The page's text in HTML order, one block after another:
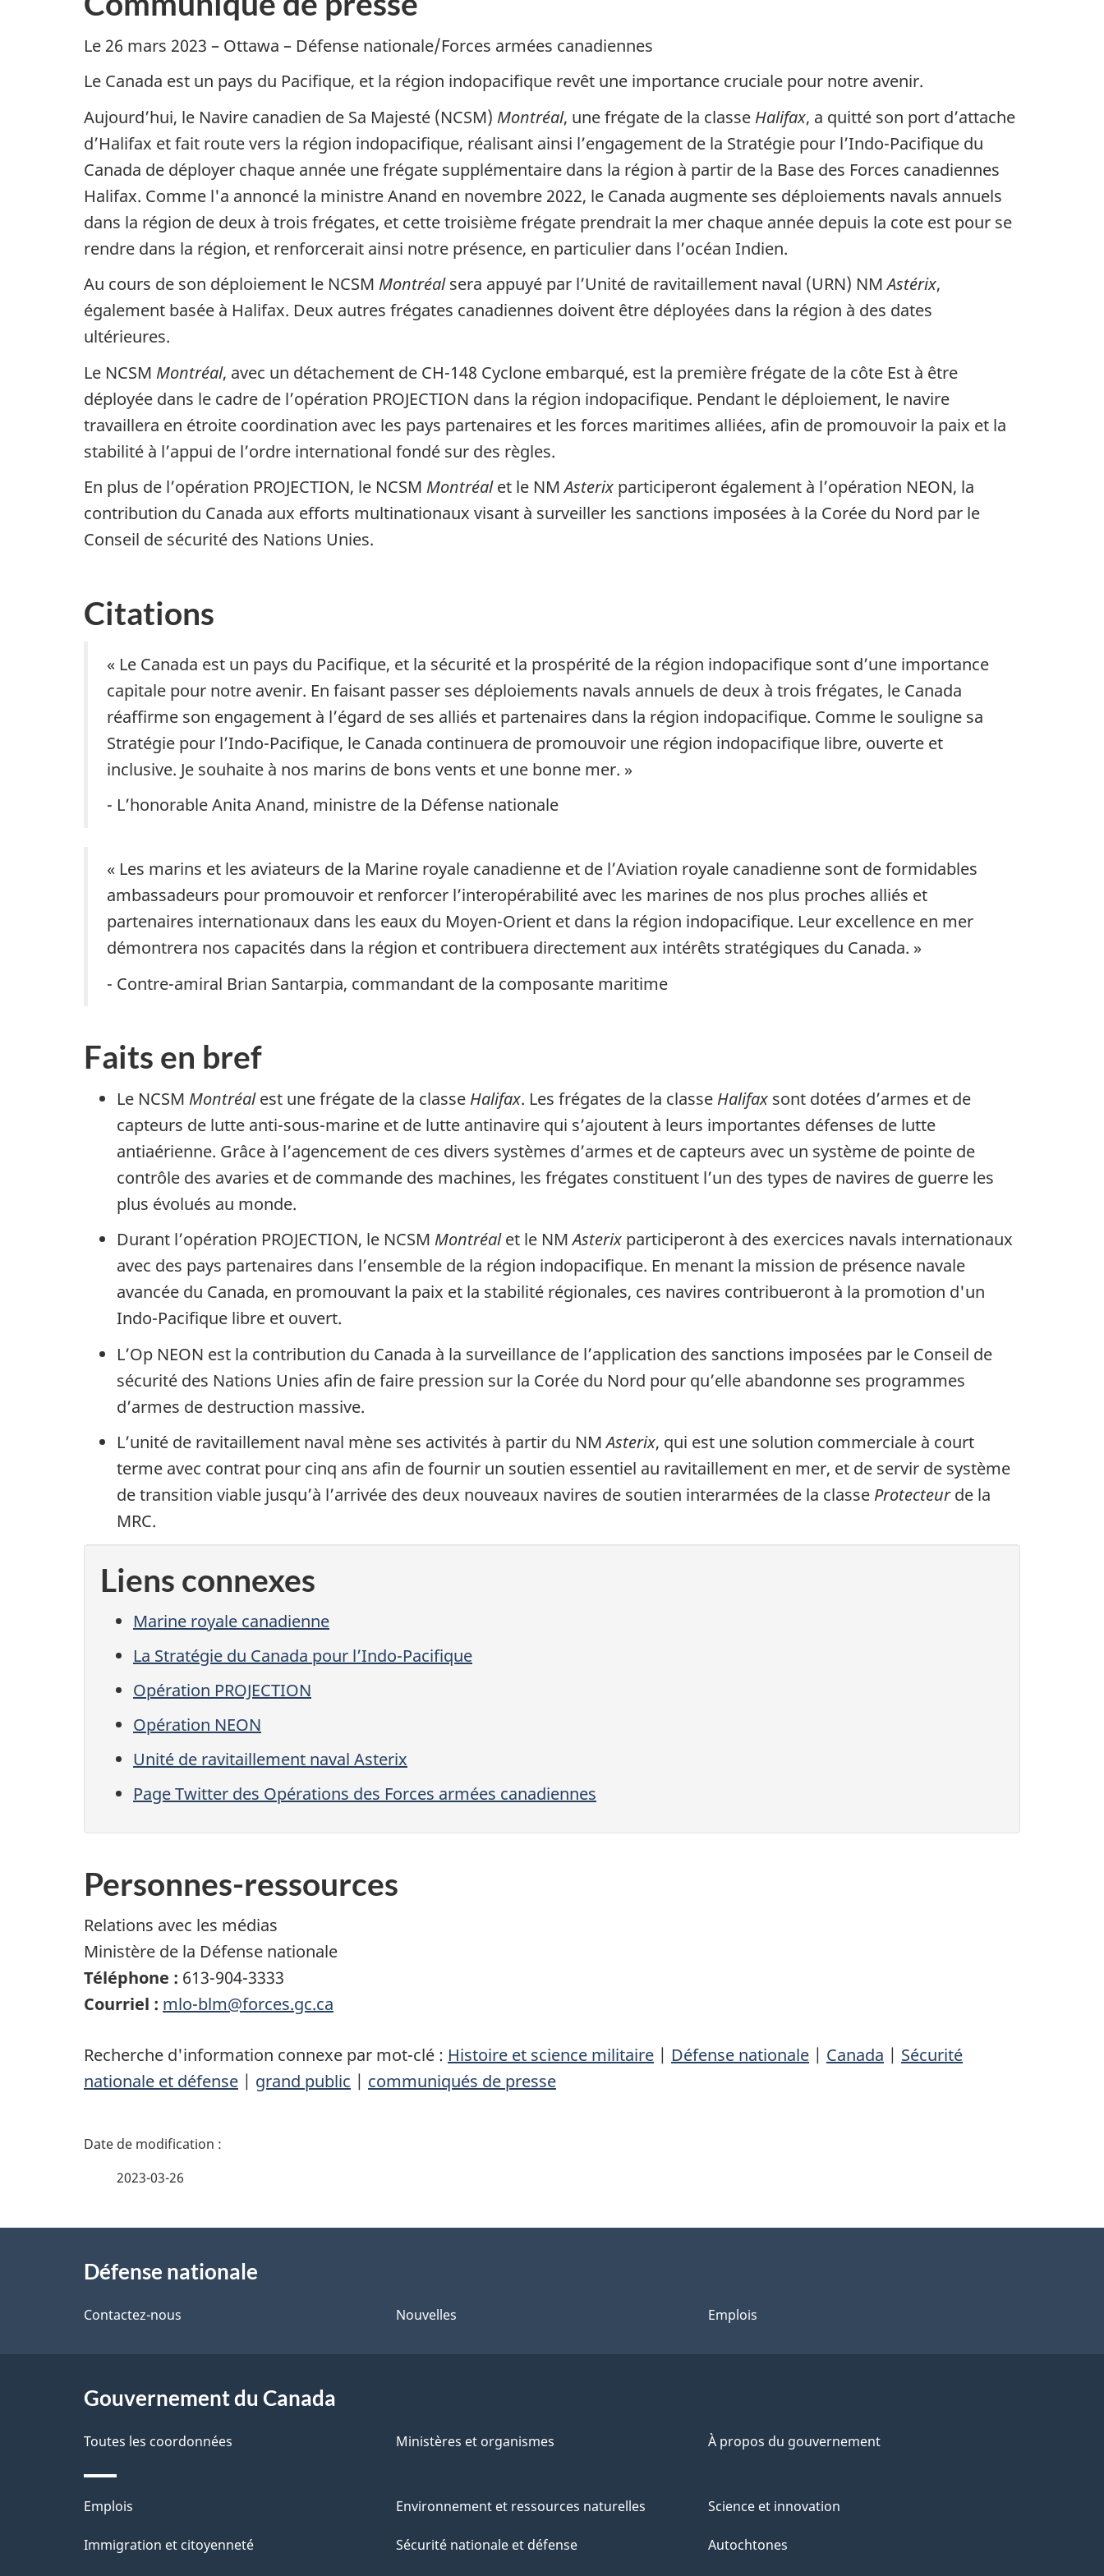
Le 26 mars 2023 – Ottawa – Défense nationale/Forces armées canadiennes
Le Canada est un pays du Pacifique, et la région indopacifique revêt une importance cruciale pour notre avenir.
Aujourd’hui, le Navire canadien de Sa Majesté (NCSM) Montréal, une frégate de la classe Halifax, a quitté son port d’attache
d’Halifax et fait route vers la région indopacifique, réalisant ainsi l’engagement de la Stratégie pour l’Indo-Pacifique du
Canada de déployer chaque année une frégate supplémentaire dans la région à partir de la Base des Forces canadiennes
Halifax. Comme l'a annoncé la ministre Anand en novembre 2022, le Canada augmente ses déploiements navals annuels
dans la région de deux à trois frégates, et cette troisième frégate prendrait la mer chaque année depuis la cote est pour se
rendre dans la région, et renforcerait ainsi notre présence, en particulier dans l’océan Indien.
Au cours de son déploiement le NCSM Montréalsera appuyé par l’Unité de ravitaillement naval (URN) NMAstérix,
également basée à Halifax. Deux autres frégates canadiennes doivent être déployées dans la région à des dates
ultérieures.
Le NCSM Montréal, avec un détachement de CH-148 Cyclone embarqué, est la première frégate de la côte Est à être
déployée dans le cadre de l’opération PROJECTION dans la région indopacifique. Pendant le déploiement, le navire
travaillera en étroite coordination avec les pays partenaires et les forces maritimes alliées, afin de promouvoir la paix et la
stabilité à l’appui de l’ordre international fondé sur des règles.
En plus de l’opération PROJECTION, le NCSM Montréalet le NMAsterix participeront également à l’opération NEON, la
contribution du Canada aux efforts multinationaux visant à surveiller les sanctions imposées à la Corée du Nord par le
Conseil de sécurité des Nations Unies.
Citations
« Le Canada est un pays du Pacifique, et la sécurité et la prospérité de la région indopacifique sont d’une importance
capitale pour notre avenir. En faisant passer ses déploiements navals annuels de deux à trois frégates, le Canada
réaffirme son engagement à l’égard de ses alliés et partenaires dans la région indopacifique. Comme le souligne sa
Stratégie pour l’Indo-Pacifique, le Canada continuera de promouvoir une région indopacifique libre, ouverte et
inclusive. Je souhaite à nos marins de bons vents et une bonne mer. »
- L’honorable Anita Anand, ministre de la Défense nationale
« Les marins et les aviateurs de la Marine royale canadienne et de l’Aviation royale canadienne sont de formidables
ambassadeurs pour promouvoir et renforcer l’interopérabilité avec les marines de nos plus proches alliés et
partenaires internationaux dans les eaux du Moyen-Orient et dans la région indopacifique. Leur excellence en mer
démontrera nos capacités dans la région et contribuera directement aux intérêts stratégiques du Canada. »
- Contre-amiral Brian Santarpia, commandant de la composante maritime
Faits en bref
Le NCSM Montréalest une frégate de la classe Halifax. Les frégates de la classe Halifax sont dotées d’armes et de
capteurs de lutte anti-sous-marine et de lutte antinavire qui s’ajoutent à leurs importantes défenses de lutte
antiaérienne. Grâce à l’agencement de ces divers systèmes d’armes et de capteurs avec un système de pointe de
contrôle des avaries et de commande des machines, les frégates constituent l’un des types de navires de guerre les
plus évolués au monde.
Durant l’opération PROJECTION, le NCSM Montréalet le NMAsterix participeront à des exercices navals internationaux
avec des pays partenaires dans l’ensemble de la région indopacifique. En menant la mission de présence navale
avancée du Canada, en promouvant la paix et la stabilité régionales, ces navires contribueront à la promotion d'un
Indo-Pacifique libre et ouvert.
L’Op NEON est la contribution du Canada à la surveillance de l’application des sanctions imposées par le Conseil de
sécurité des Nations Unies afin de faire pression sur la Corée du Nord pour qu’elle abandonne ses programmes
d’armes de destruction massive.
L’unité de ravitaillement naval mène ses activités à partir du NMAsterix, qui est une solution commerciale à court
terme avec contrat pour cinq ans afin de fournir un soutien essentiel au ravitaillement en mer, et de servir de système
de transition viable jusqu’à l’arrivée des deux nouveaux navires de soutien interarmées de la classe Protecteurde la
MRC.
Liens connexes
Marine royale canadienne
La Stratégie du Canada pour l’Indo-Pacifique
Opération PROJECTION
Opération NEON
Unité de ravitaillement naval Asterix
Page Twitter des Opérations des Forces armées canadiennes
Personnes-ressources
Relations avec les médias
Ministère de la Défense nationale
Téléphone : 613-904-3333
Courriel : mlo-blm@forces.gc.ca
Recherche d'information connexe par mot-clé : Histoire et science militaire | Défense nationale | Canada | Sécurité
nationale et défense | grand public | communiqués de presse
D
a
d
e
l
2023-03-26
proposDéfense nationale
Contactez-nous Nouvelles Emplois
Gouvernement du Canada
Toutes les coordonnées Ministères et organismes À propos du gouvernement
Thèmes
et
Emplois
Immigration et citoyenneté
Environnement et ressources naturelles
Sécurité nationale et défense
Science et innovation
Autochtones